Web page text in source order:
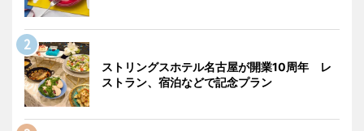
ストリングスホテル名古屋が開業10周年 レ
ストラン、宿泊などで記念プラン